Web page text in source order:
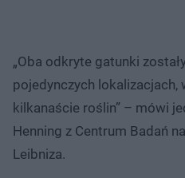
„Oba odkryte gatunki
pojedynczych lokalizacjach,
kilkanaście roślin” – mówi
Henning z Centrum Badań
Leibniza.